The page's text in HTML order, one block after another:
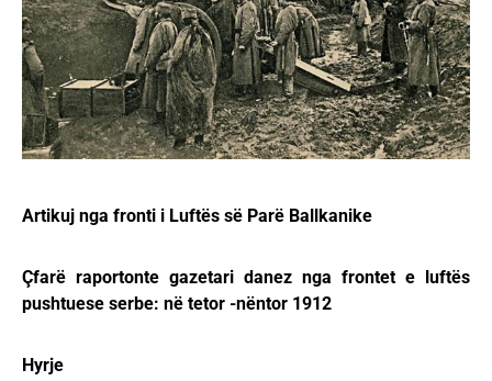
Artikuj nga fronti i Luftës së Parë Ballkanike
Çfarë raportonte gazetari danez nga frontet e luftës
pushtuese serbe: në tetor -nëntor 1912
Hyrje